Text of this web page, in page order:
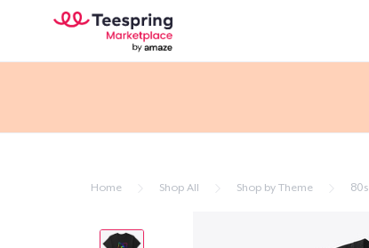
Home Shop All Shop by Theme 80s